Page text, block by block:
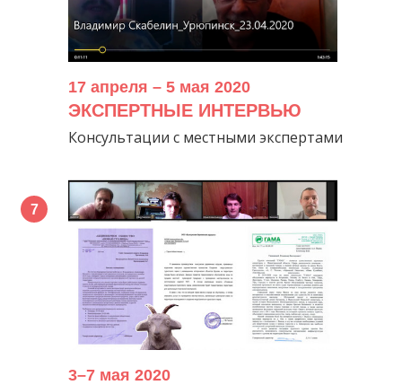
17 апреля – 5 мая 2020
ЭКСПЕРТНЫЕ ИНТЕРВЬЮ
Консультации с местными экспертами
3–7 мая 2020